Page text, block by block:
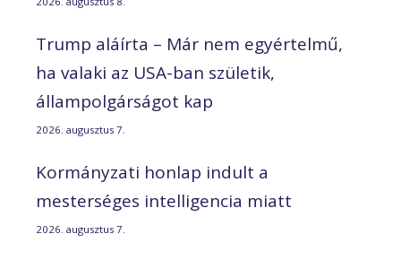
Trump aláírta – Már nem egyértelmű,
ha valaki az USA-ban születik,
állampolgárságot kap
2026. augusztus 7.
Kormányzati honlap indult a
mesterséges intelligencia miatt
2026. augusztus 7.